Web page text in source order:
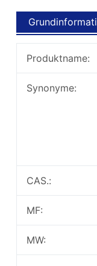
Produktname:
Synonyme:
CAS.:
MF:
MW: